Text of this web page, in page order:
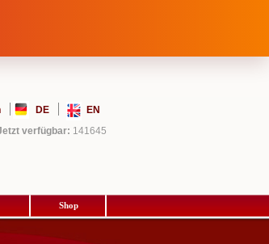
DE
EN
verfügbar: 141645
Shop